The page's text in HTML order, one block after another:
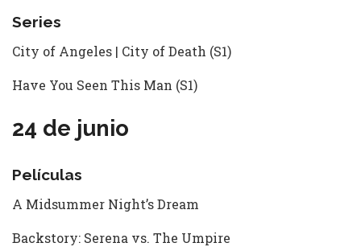
Series
City of Angeles | City of Death (S1)
Have You Seen This Man (S1)
24 de junio
Películas
A Midsummer Night’s Dream
Backstory: Serena vs. The Umpire